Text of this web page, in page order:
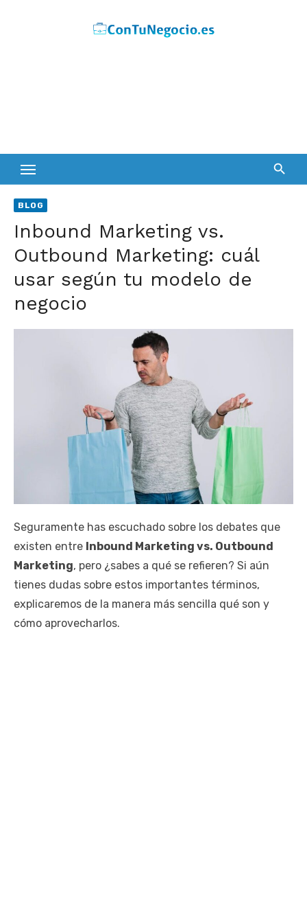
BLOG
Inbound Marketing vs.
Outbound Marketing: cuál
usar según tu modelo de
negocio
Seguramente has escuchado sobre los debates que
existen entre Inbound Marketing vs. Outbound
Marketing, pero ¿sabes a qué se refieren? Si aún
tienes dudas sobre estos importantes términos,
explicaremos de la manera más sencilla qué son y
cómo aprovecharlos.